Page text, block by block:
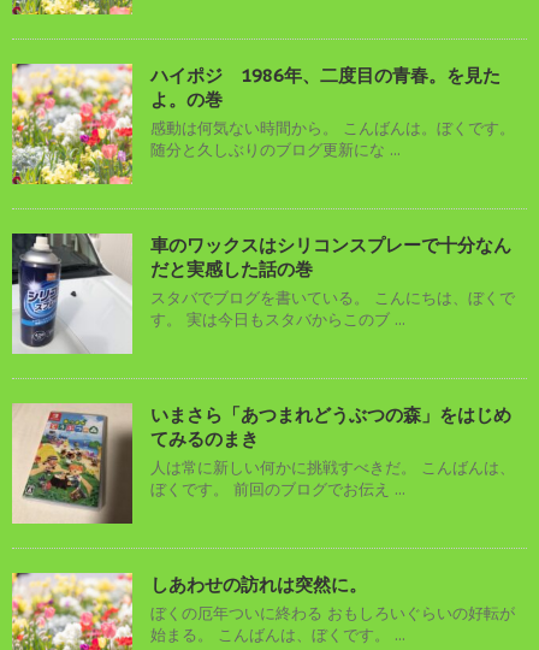
ハイポジ 1986年、二度目の青春。を見た
よ。の巻
感動は何気ない時間から。 こんばんは。ぼくです。
随分と久しぶりのブログ更新にな ...
車のワックスはシリコンスプレーで十分なん
だと実感した話の巻
スタバでブログを書いている。 こんにちは、ぼくで
す。 実は今日もスタバからこのブ ...
いまさら「あつまれどうぶつの森」をはじめ
てみるのまき
人は常に新しい何かに挑戦すべきだ。 こんばんは、
ぼくです。 前回のブログでお伝え ...
しあわせの訪れは突然に。
ぼくの厄年ついに終わる おもしろいぐらいの好転が
始まる。 こんばんは、ぼくです。 ...